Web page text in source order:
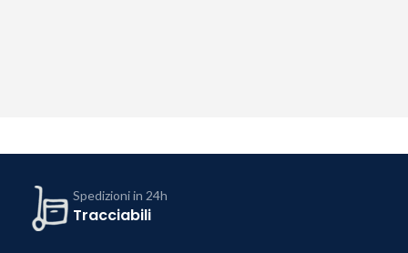
Spedizioni in 24h
Tracciabili